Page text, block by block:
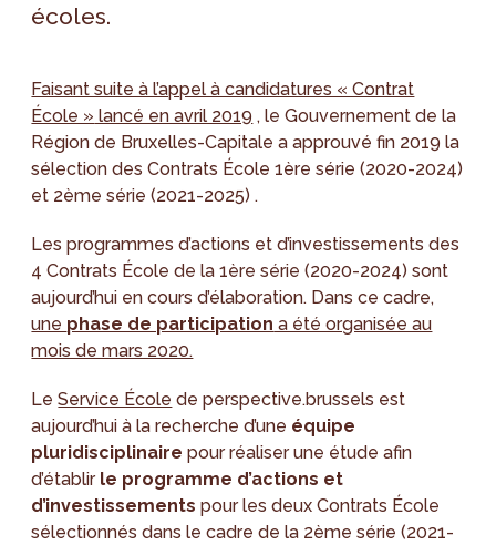
écoles.
Faisant suite à l’appel à candidatures « Contrat
École » lancé en avril 2019 , le Gouvernement de la
Région de Bruxelles-Capitale a approuvé fin 2019 la
sélection des Contrats École 1ère série (2020-2024)
et 2ème série (2021-2025) .
Les programmes d’actions et d’investissements des
4 Contrats École de la 1ère série (2020-2024) sont
aujourd’hui en cours d’élaboration. Dans ce cadre,
une phase de participation a été organisée au
mois de mars 2020.
LeService École de perspective.brussels est
aujourd’hui à la recherche d’une équipe
pluridisciplinaire pour réaliser une étude afin
d’établir le programme d’actions et
d’investissements pour les deux Contrats École
sélectionnés dans le cadre de la 2ème série (2021-